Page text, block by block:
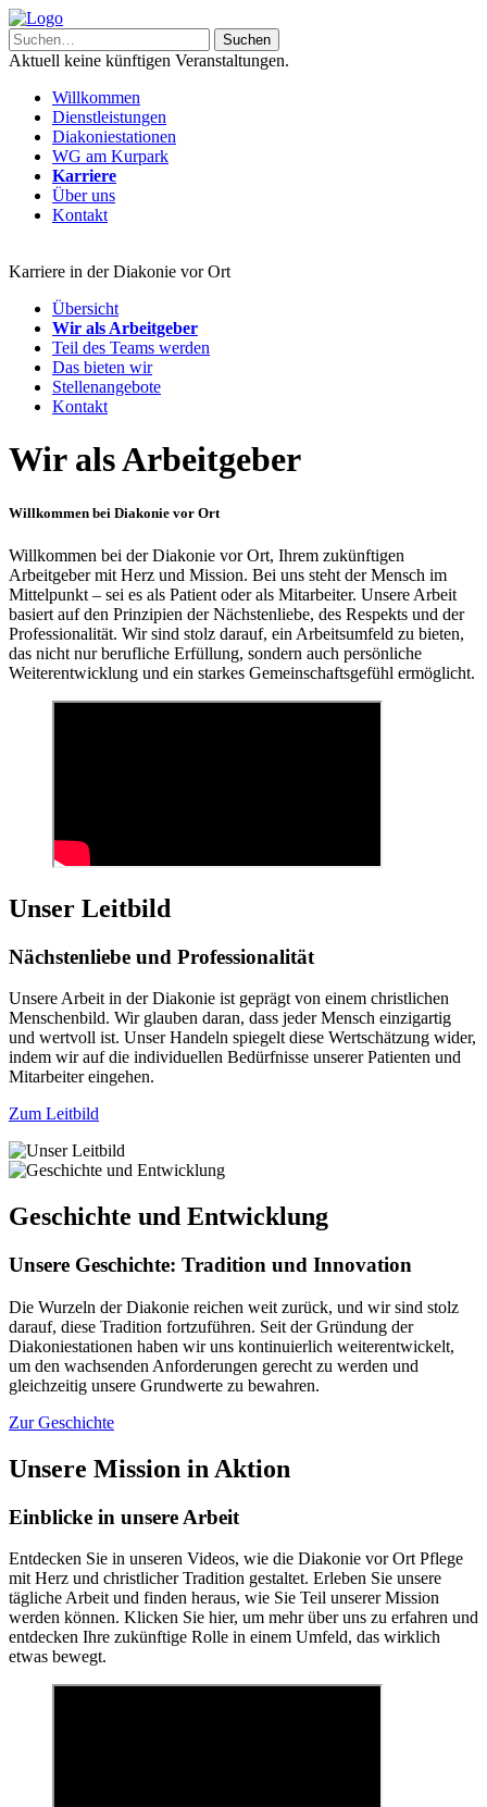
Aktuell keine künftigen Veranstaltungen.
Willkommen
Dienstleistungen
Diakoniestationen
WG am Kurpark
Karriere
Über uns
Kontakt
Karriere in der Diakonie vor Ort
Übersicht
Wir als Arbeitgeber
Teil des Teams werden
Das bieten wir
Stellenangebote
Kontakt
Wir als Arbeitgeber
Willkommen bei Diakonie vor Ort
Willkommen bei der Diakonie vor Ort, Ihrem zukünftigen
Arbeitgeber mit Herz und Mission. Bei uns steht der Mensch im
Mittelpunkt – sei es als Patient oder als Mitarbeiter. Unsere Arbeit
basiert auf den Prinzipien der Nächstenliebe, des Respekts und der
Professionalität. Wir sind stolz darauf, ein Arbeitsumfeld zu bieten,
das nicht nur berufliche Erfüllung, sondern auch persönliche
Weiterentwicklung und ein starkes Gemeinschaftsgefühl ermöglicht.
Unser Leitbild
Nächstenliebe und Professionalität
Unsere Arbeit in der Diakonie ist geprägt von einem christlichen
Menschenbild. Wir glauben daran, dass jeder Mensch einzigartig
und wertvoll ist. Unser Handeln spiegelt diese Wertschätzung wider,
indem wir auf die individuellen Bedürfnisse unserer Patienten und
Mitarbeiter eingehen.
Zum Leitbild
Geschichte und Entwicklung
Unsere Geschichte: Tradition und Innovation
Die Wurzeln der Diakonie reichen weit zurück, und wir sind stolz
darauf, diese Tradition fortzuführen. Seit der Gründung der
Diakoniestationen haben wir uns kontinuierlich weiterentwickelt,
um den wachsenden Anforderungen gerecht zu werden und
gleichzeitig unsere Grundwerte zu bewahren.
Zur Geschichte
Unsere Mission in Aktion
Einblicke in unsere Arbeit
Entdecken Sie in unseren Videos, wie die Diakonie vor Ort Pflege
mit Herz und christlicher Tradition gestaltet. Erleben Sie unsere
tägliche Arbeit und finden heraus, wie Sie Teil unserer Mission
werden können. Klicken Sie hier, um mehr über uns zu erfahren und
entdecken Ihre zukünftige Rolle in einem Umfeld, das wirklich
etwas bewegt.